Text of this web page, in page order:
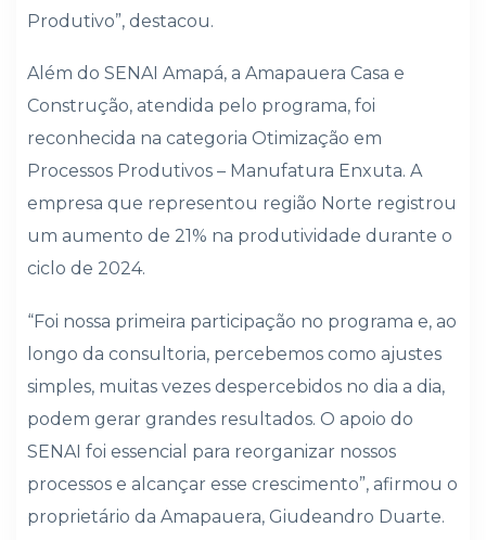
Produtivo”, destacou.
Além do SENAI Amapá, a Amapauera Casa e
Construção, atendida pelo programa, foi
reconhecida na categoria Otimização em
Processos Produtivos – Manufatura Enxuta. A
empresa que representou região Norte registrou
um aumento de 21% na produtividade durante o
ciclo de 2024.
“Foi nossa primeira participação no programa e, ao
longo da consultoria, percebemos como ajustes
simples, muitas vezes despercebidos no dia a dia,
podem gerar grandes resultados. O apoio do
SENAI foi essencial para reorganizar nossos
processos e alcançar esse crescimento”, afirmou o
proprietário da Amapauera, Giudeandro Duarte.